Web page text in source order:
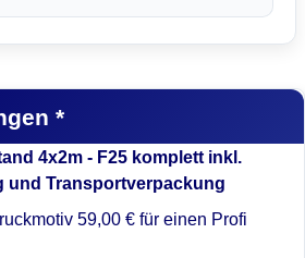
*
4x2m - F25 komplett inkl.
und Transportverpackung
59,00 € für einen Profi